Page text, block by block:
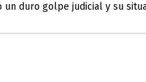
un duro golpe judicial y su